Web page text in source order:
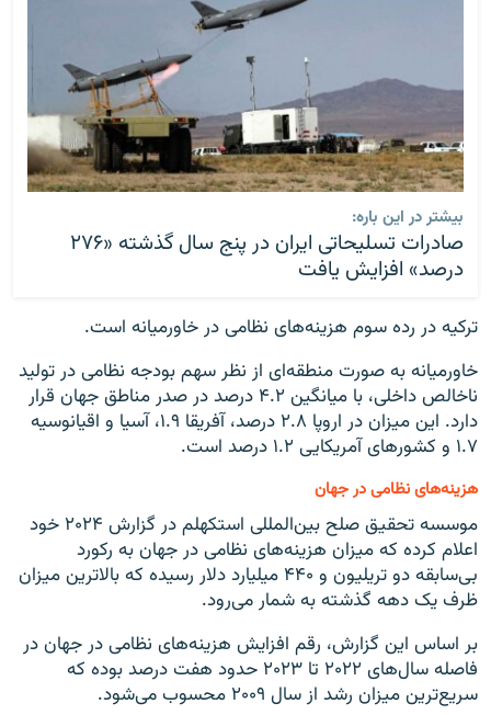
بیشتر در این باره:
صادرات تسلیحاتی ایران در پنج سال گذشته «۲۷۶
درصد» افزایش یافت
ترکیه در رده سوم هزینه‌های نظامی در خاورمیانه است.
خاورمیانه به صورت منطقه‌ای از نظر سهم بودجه نظامی در تولید
ناخالص داخلی، با میانگین ۴.۲ درصد در صدر مناطق جهان قرار
دارد. این میزان در اروپا ۲.۸ درصد، آفریقا ۱.۹، آسیا و اقیانوسیه
۱.۷ و کشورهای آمریکایی ۱.۲ درصد است.
هزینه‌های نظامی در جهان
موسسه تحقیق صلح بین‌المللی استکهلم در گزارش ۲۰۲۴ خود
اعلام کرده که میزان هزینه‌های نظامی در جهان به رکورد
بی‌سابقه دو تریلیون و ۴۴۰ میلیارد دلار رسیده که بالاترین میزان
ظرف یک دهه گذشته به شمار می‌رود.
بر اساس این گزارش، رقم افزایش هزینه‌های نظامی در جهان در
فاصله سال‌های ۲۰۲۲ تا ۲۰۲۳ حدود هفت درصد بوده که
سریع‌ترین میزان رشد از سال ۲۰۰۹ محسوب می‌شود.